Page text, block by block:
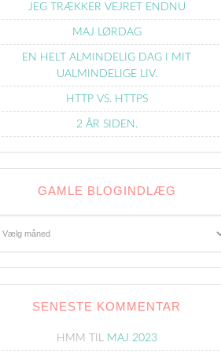
JEG TRÆKKER VEJRET ENDNU
MAJ LØRDAG
EN HELT ALMINDELIG DAG I MIT
UALMINDELIGE LIV.
HTTP VS. HTTPS
2 ÅR SIDEN.
GAMLE BLOGINDLÆG
SENESTE KOMMENTAR
HMM TIL MAJ 2023